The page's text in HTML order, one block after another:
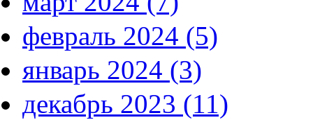
февраль 2024 (5)
январь 2024 (3)
декабрь 2023 (11)